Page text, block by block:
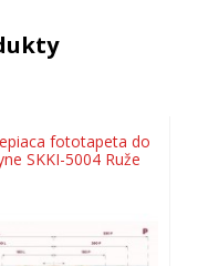
fototapeta do
SKKI-5004 Ruže